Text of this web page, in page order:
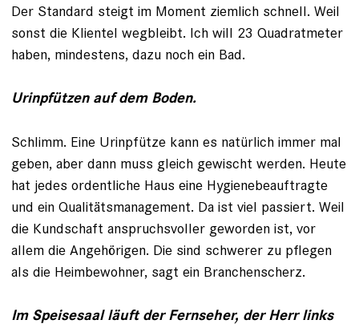
Der Standard steigt im Moment ziemlich schnell. Weil
sonst die Klientel wegbleibt. Ich will 23 Quadratmeter
haben, mindestens, dazu noch ein Bad.
Urinpfützen auf dem Boden.
Schlimm. Eine Urinpfütze kann es natürlich immer mal
geben, aber dann muss gleich gewischt werden. Heute
hat jedes ordentliche Haus eine Hygienebeauftragte
und ein Qualitätsmanagement. Da ist viel passiert. Weil
die Kundschaft anspruchsvoller geworden ist, vor
allem die Angehörigen. Die sind schwerer zu pflegen
als die Heimbewohner, sagt ein Branchenscherz.
Im Speisesaal läuft der Fernseher, der Herr links